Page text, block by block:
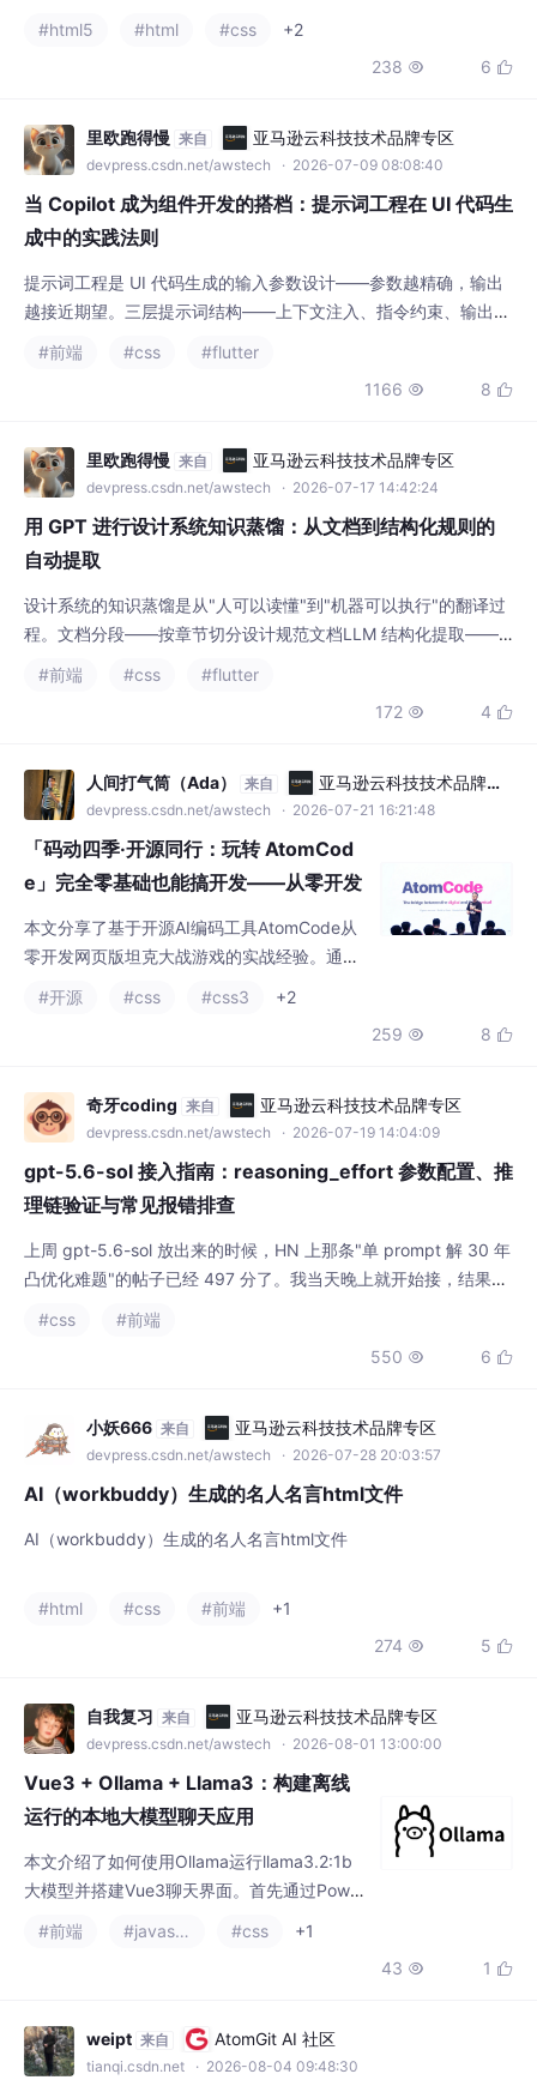
显著优于GPT5.5。官方性能图表显示，Fable
5在SWE-Bench Pro（80.3% vs 58.6%）
#html5 #html #css
+2
238  6 
里欧跑得慢 来自 亚马逊云科技技术品牌专区
devpress.csdn.net/awstech · 2026-07-09 08:08:40
当 Copilot 成为组件开发的搭档：提示词工程在 UI 代码生
成中的实践法则
提示词工程是 UI 代码生成的输入参数设计——参数越精确，输出
越接近期望。三层提示词结构——上下文注入、指令约束、输出格
式——把模型从"差不多"的自动补全变为"完全符合"的定向生成。
步修改，新交互状态加入后约束条件要扩展，新组件类型开发后输
的活文档。验证脚本是提示词工程的安全网——A
#前端 #css
#flutter
1166  8 
里欧跑得慢 来自 亚马逊云科技技术品牌专区
devpress.csdn.net/awstech · 2026-07-17 14:42:24
用 GPT 进行设计系统知识蒸馏：从文档到结构化规则的
自动提取
设计系统的知识蒸馏是从"人可以读懂"到"机器可以执行"的翻译过
程。文档分段——按章节切分设计规范文档LLM 结构化提取——
将自然语言规则转为 JSON 格式的约束对象规则编译器——将 JS
是替代设计文档。文档依然是人阅读的"真理源"，蒸馏出的规则库
档变
#前端 #css
#flutter
172  4 
人间打气筒（Ada） 来自
亚马逊云科技技术品牌专
区
devpress.csdn.net/awstech · 2026-07-21 16:21:48
「码动四季·开源同行：玩转 AtomCod
e」完全零基础也能搞开发——从零开发
出高颜值坦克大战网页游戏
本文分享了基于开源AI编码工具AtomCode从
零开发网页版坦克大战游戏的实战经验。通过
全流程赋能等优势，以及如何高效使用AI工具
进行代码生成、调试优化和视觉美化。最终完
成的项目功能完整、运行流畅，代码结构清晰
规范，展示了开源AI
#开源 #css #css3
+2
259  8 
奇牙coding 来自 亚马逊云科技技术品牌专区
devpress.csdn.net/awstech · 2026-07-19 14:04:09
gpt-5.6-sol 接入指南：reasoning_effort 参数配置、推
理链验证与常见报错排查
上周 gpt-5.6-sol 放出来的时候，HN 上那条"单 prompt 解 30 年
凸优化难题"的帖子已经 497 分了。我当天晚上就开始接，结果折
腾到凌晨两点——model ID 写对了，调用也 200 了，但数学推理
有正确传入，sol 的推理链没有以预期档位运行。
#css
#前端
550  6 
小妖666 来自 亚马逊云科技技术品牌专区
devpress.csdn.net/awstech · 2026-07-28 20:03:57
AI（workbuddy）生成的名人名言html文件
AI（workbuddy）生成的名人名言html文件
#html #css #前端
+1
274  5 
自我复习 来自 亚马逊云科技技术品牌专区
devpress.csdn.net/awstech · 2026-08-01 13:00:00
Vue3 + Ollama + Llama3：构建离线
运行的本地大模型聊天应用
本文介绍了如何使用Ollama运行llama3.2:1b
大模型并搭建Vue3聊天界面。首先通过Power
Shell安装Ollama，验证安装后下载指定模型。
然后创建Vue3项目，核心代码包括：App.vue
fig.js配置代理解决跨域问题。界面采用暗色设
计，包含用户/助手消息区分、打字动画等交互
#前端 #javascript #css
+1
43  1 
weipt 来自 AtomGit AI 社区
tianqi.csdn.net · 2026-08-04 09:48:30